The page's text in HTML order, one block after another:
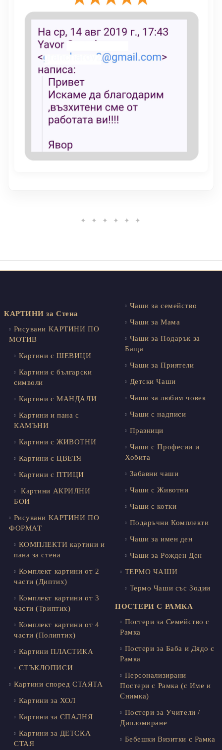
✦ ✦ ✦ ✦ ✦ ✦
КАРТИНИ за Стена
Рисувани КАРТИНИ ПО
МОТИВ
Картини с ШЕВИЦИ
Картини с български
символи
Картини с МАНДАЛИ
Картини и пана с
КАМЪНИ
Картини с ЖИВОТНИ
Картини с ЦВЕТЯ
Картини с ПТИЦИ
Картини АКРИЛНИ
БОИ
Рисувани КАРТИНИ ПО
ФОРМАТ
КОМПЛЕКТИ картини и
пана за стена
Комплект картини от 2
части (Диптих)
Комплект картини от 3
части (Триптих)
Комплект картини от 4
части (Полиптих)
Картини ПЛАСТИКА
СТЪКЛОПИСИ
Картини според СТАЯТА
Картини за ХОЛ
Картини за СПАЛНЯ
Картини за ДЕТСКА
СТАЯ
Чаши за семейство
Чаши за Мама
Чаши за Подарък за
Баща
Чаши за Приятели
Детски Чаши
Чаши за любим човек
Чаши с надписи
Празници
Чаши с Професии и
Хобита
Забавни чаши
Чаши с Животни
Чаши с котки
Подаръчни Комплекти
Чаши за имен ден
Чаши за Рожден Ден
ТЕРМО ЧАШИ
Термо Чаши със Зодии
ПОСТЕРИ С РАМКА
Постери за Семейство с
Рамка
Постери за Баба и Дядо с
Рамка
Персонализирани
Постери с Рамка (с Име и
Снимка)
Постери за Учители /
Дипломиране
Бебешки Визитки с Рамка